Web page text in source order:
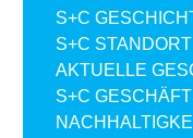
S+C
S+C
AKTUELLE
S+C